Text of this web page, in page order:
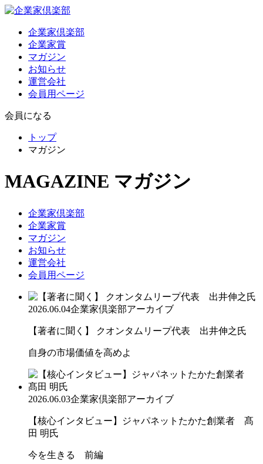
企業家倶楽部
企業家賞
マガジン
お知らせ
運営会社
会員用ページ
会員になる
トップ
マガジン
MAGAZINE マガジン
企業家倶楽部
企業家賞
マガジン
お知らせ
運営会社
会員用ページ
2026.06.04企業家倶楽部アーカイブ
【著者に聞く】 クオンタムリープ代表 出井伸之氏
自身の市場価値を高めよ
2026.06.03企業家倶楽部アーカイブ
【核心インタビュー】ジャパネットたかた創業者 髙
田 明氏
今を生きる 前編